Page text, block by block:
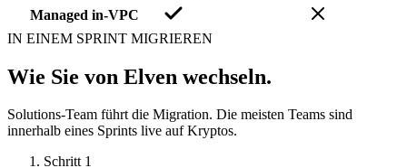
Managed in-VPC
IN EINEM SPRINT MIGRIEREN
Wie Sie von Elven wechseln.
Solutions-Team führt die Migration. Die meisten Teams sind
innerhalb eines Sprints live auf Kryptos.
Schritt 1